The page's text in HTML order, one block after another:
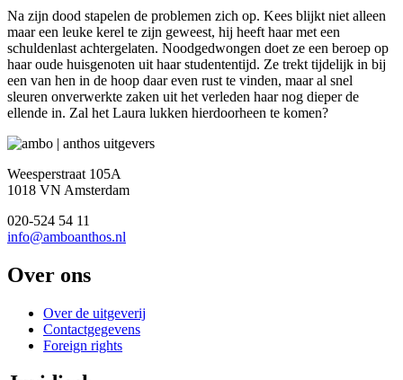
Na zijn dood stapelen de problemen zich op. Kees blijkt niet alleen
maar een leuke kerel te zijn geweest, hij heeft haar met een
schuldenlast achtergelaten. Noodgedwongen doet ze een beroep op
haar oude huisgenoten uit haar studententijd. Ze trekt tijdelijk in bij
een van hen in de hoop daar even rust te vinden, maar al snel
sleuren onverwerkte zaken uit het verleden haar nog dieper de
ellende in. Zal het Laura lukken hierdoorheen te komen?
Weesperstraat 105A
1018 VN Amsterdam
020-524 54 11
info@amboanthos.nl
Over ons
Over de uitgeverij
Contactgegevens
Foreign rights